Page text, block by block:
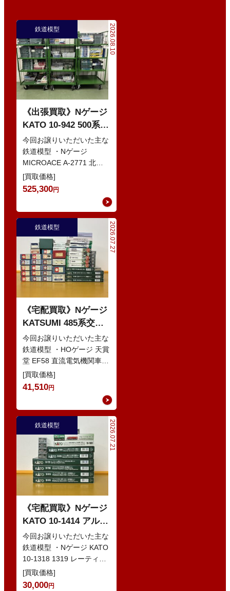
2026.08.10
鉄道模型
《出張買取》Nゲージ
KATO 10-942 500系
新幹線「500 TYPE
EVA」タイプ 8両セッ
ト などの鉄道模型
今回お譲りいただいた主な
鉄道模型 ・Nゲージ
MICROACE A-2771 北近
畿タンゴ鉄道 KTR001型
タンゴエクスプロー…
[買取価格]
525,300円
2026.07.27
鉄道模型
《宅配買取》Nゲージ
KATSUMI 485系交直
流特急型電車 などの
鉄道模型
今回お譲りいただいた主な
鉄道模型 ・HOゲージ 天賞
堂 EF58 直流電気機関車
・Nゲージ KATO 10-386
285系0番…
[買取価格]
41,510円
2026.07.21
鉄道模型
《宅配買取》Nゲージ
KATO 10-1414 アルプ
スの赤い客車 EWI な
どの鉄道模型
今回お譲りいただいた主な
鉄道模型 ・Nゲージ KATO
10-1318 1319 レーティッ
シュ鉄道 ベルニナ急行 ・
Nゲージ K…
[買取価格]
30,000円